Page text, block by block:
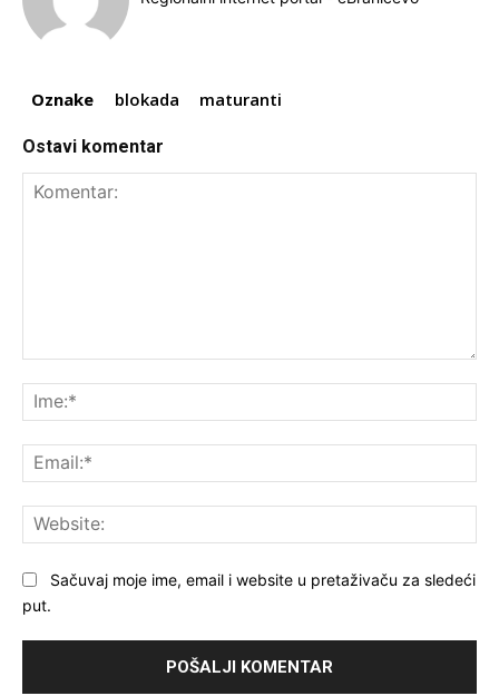
Oznake blokada maturanti
Ostavi komentar
Sačuvaj moje ime, email i website u pretaživaču za sledeći
put.